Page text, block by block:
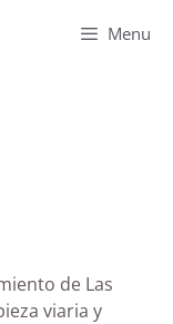
Menu
de Las
viaria y